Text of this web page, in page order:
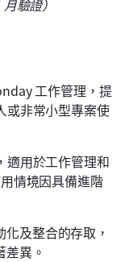
驗證）
工作管理，提
或非常小型專案使
適用於工作管理和
情境因具備進階
及整合的存取，
異。